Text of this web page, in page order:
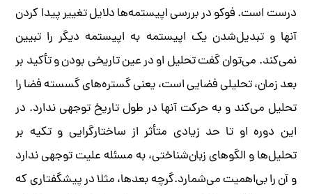
درست است. فوکو در بررسی اپیستمه‌ها دلایل تغییر پیدا کردن
آنها و تبدیل‌شدن یک اپیستمه به اپیستمه دیگر را تبیین
نمی‌کند. می‌توان گفت تحلیل او در عین تاریخی بودن و تأکید بر
بعد زمان، تحلیلی فضایی است، یعنی گستره‌های گسسته فضا را
تحلیل می‌کند و به حرکت آنها در طول تاریخ توجهی ندارد. در
این دوره او تا حد زیادی متأثر از ساختارگرایی و تکیه بر
تحلیل‌ها و الگوهای زبان‌شناختی، به مسئله علیت توجهی ندارد
و آن را بی‌اهمیت می‌شمارد.گرچه بعدها، مثلا در پیشگفتاری که